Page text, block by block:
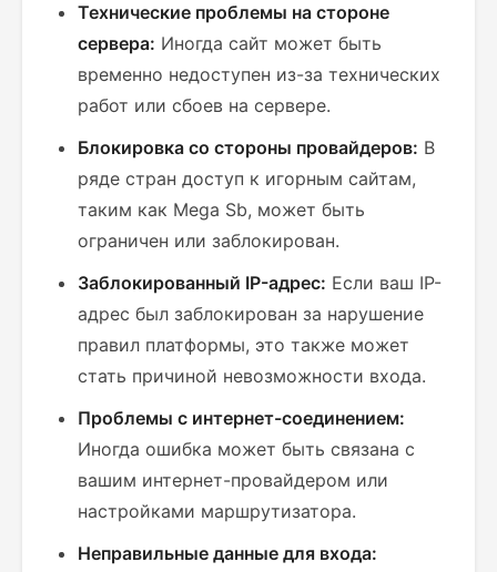
Технические проблемы на стороне
сервера: Иногда сайт может быть
временно недоступен из-за технических
работ или сбоев на сервере.
Блокировка со стороны провайдеров: В
ряде стран доступ к игорным сайтам,
таким как Mega Sb, может быть
ограничен или заблокирован.
Заблокированный IP-адрес: Если ваш IP-
адрес был заблокирован за нарушение
правил платформы, это также может
стать причиной невозможности входа.
Проблемы с интернет-соединением:
Иногда ошибка может быть связана с
вашим интернет-провайдером или
настройками маршрутизатора.
Неправильные данные для входа: